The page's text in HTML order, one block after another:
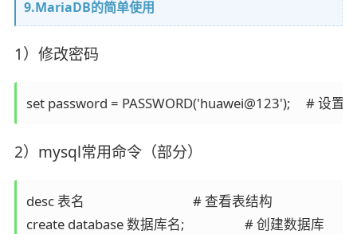
9.MariaDB的简单使用
1）修改密码
set password = PASSWORD('huawei@123');     # 设置
2）mysql常用命令（部分）
desc 表名                                  # 查看表结构
create database 数据库名;                   # 创建数据库